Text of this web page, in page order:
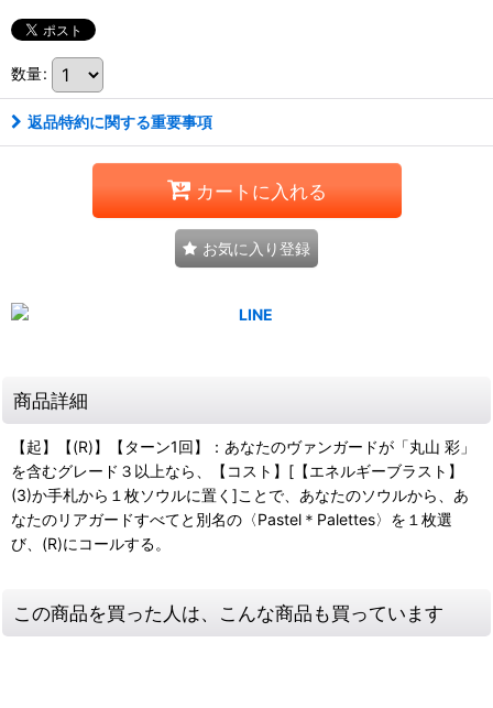
数量:
返品特約に関する重要事項
カートに入れる
お気に入り登録
商品詳細
【起】【(R)】【ターン1回】：あなたのヴァンガードが「丸山 彩」
を含むグレード３以上なら、【コスト】[【エネルギーブラスト】
(3)か手札から１枚ソウルに置く]ことで、あなたのソウルから、あ
なたのリアガードすべてと別名の〈Pastel＊Palettes〉を１枚選
び、(R)にコールする。
この商品を買った人は、こんな商品も買っています